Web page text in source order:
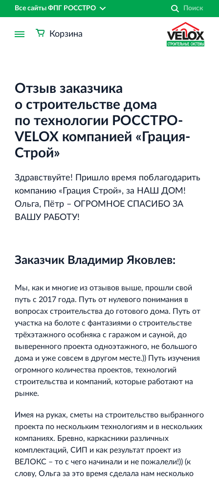
Все сайты ФПГ РОССТРО
Финансово‐промышленная группа РОССТРО
Аренда недвижимости в Санкт‐Петербурге
Строительная система ROSSTRO‐VELOX
Научно‐исследовательский институт
Корзина
Отзыв заказчика
о строительстве дома
по технологии РОССТРО‐
VELOX компанией «Грация‐
Строй»
Здравствуйте! Пришло время поблагодарить
компанию «Грация Строй», за НАШ ДОМ!
Ольга, Пётр – ОГРОМНОЕ СПАСИБО ЗА
ВАШУ РАБОТУ!
Заказчик Владимир Яковлев:
Мы, как и многие из отзывов выше, прошли свой
путь с 2017 года. Путь от нулевого понимания в
вопросах строительства до готового дома. Путь от
участка на болоте с фантазиями о строительстве
трёхэтажного особняка с гаражом и сауной, до
выверенного проекта одноэтажного, не большого
дома и уже совсем в другом месте.)) Путь изучения
огромного количества проектов, технологий
строительства и компаний, которые работают на
рынке.
Имея на руках, сметы на строительство выбранного
проекта по нескольким технологиям и в нескольких
компаниях. Бревно, каркасники различных
комплектаций, СИП и как результат проект из
ВЕЛОКС – то с чего начинали и не пожалели!)) (к
слову, Ольга за это время сделала нам несколько